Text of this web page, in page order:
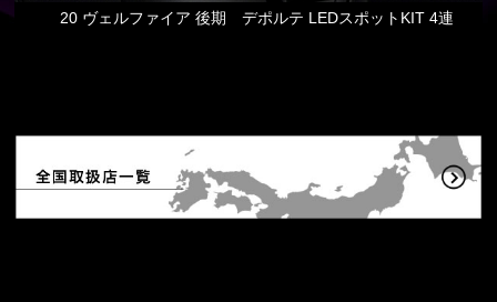
20 ヴェルファイア 後期 デポルテ LEDスポットKIT 4連